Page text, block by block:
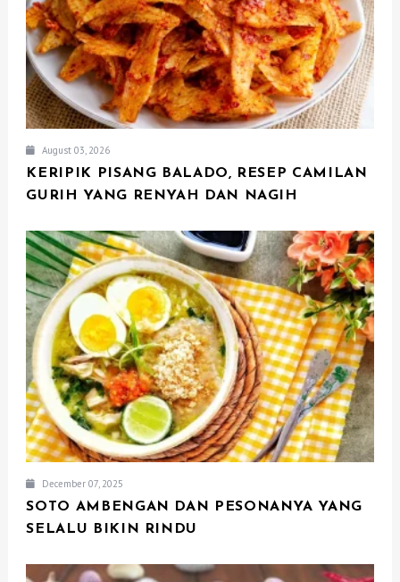
August 03, 2026
KERIPIK PISANG BALADO, RESEP CAMILAN
GURIH YANG RENYAH DAN NAGIH
December 07, 2025
SOTO AMBENGAN DAN PESONANYA YANG
SELALU BIKIN RINDU